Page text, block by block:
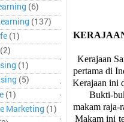
(6)
(137)
(1)
(2)
(1)
(5)
(1)
Marketing (1)
·
Kerajaan
pertama di
·
Kerajaan ini
·
Bukti-
makam raja-
·
Makam ini